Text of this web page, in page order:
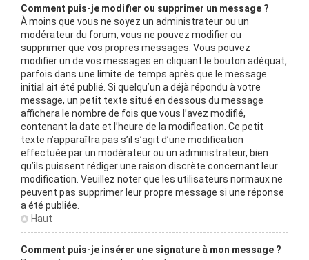
Comment puis-je modifier ou supprimer un message ?
À moins que vous ne soyez un administrateur ou un
modérateur du forum, vous ne pouvez modifier ou
supprimer que vos propres messages. Vous pouvez
modifier un de vos messages en cliquant le bouton adéquat,
parfois dans une limite de temps après que le message
initial ait été publié. Si quelqu’un a déjà répondu à votre
message, un petit texte situé en dessous du message
affichera le nombre de fois que vous l’avez modifié,
contenant la date et l’heure de la modification. Ce petit
texte n’apparaîtra pas s’il s’agit d’une modification
effectuée par un modérateur ou un administrateur, bien
qu’ils puissent rédiger une raison discrète concernant leur
modification. Veuillez noter que les utilisateurs normaux ne
peuvent pas supprimer leur propre message si une réponse
a été publiée.
Haut
Comment puis-je insérer une signature à mon message ?